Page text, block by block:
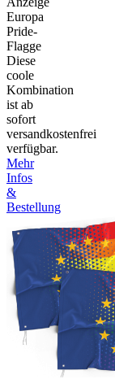
Europa
Pride-
Flagge
Diese
coole
Kombination
ist ab
sofort
versandkostenfrei
verfügbar.
Mehr
Infos
&
Bestellung